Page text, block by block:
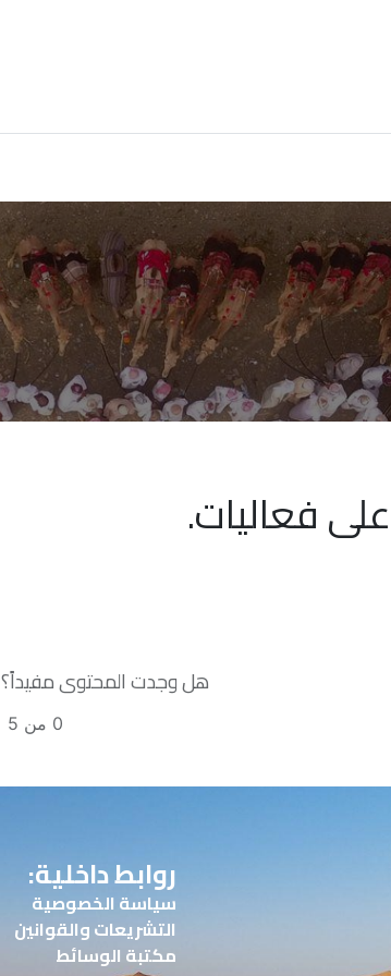
فعاليات.
هل وجدت المحتوى مفيداً؟
0 من 5
روابط داخلية:
سياسة الخصوصية
التشريعات والقوانين
مكتبة الوسائط